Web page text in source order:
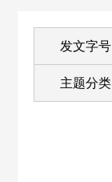
发文字号
主题分类